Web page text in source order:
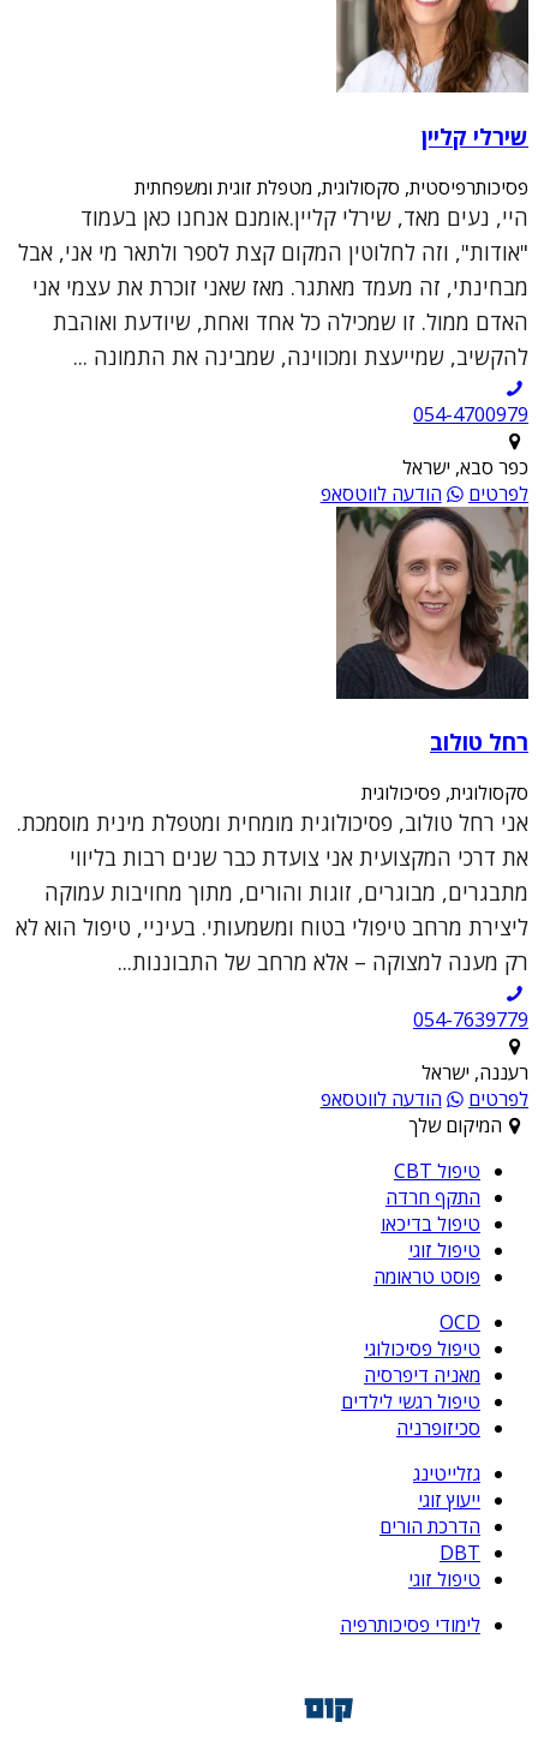
שירלי קליין
פסיכותרפיסטית, סקסולוגית, מטפלת זוגית ומשפחתית
היי, נעים מאד, שירלי קליין.אומנם אנחנו כאן בעמוד
"אודות", וזה לחלוטין המקום קצת לספר ולתאר מי אני, אבל
מבחינתי, זה מעמד מאתגר. מאז שאני זוכרת את עצמי אני
האדם ממול. זו שמכילה כל אחד ואחת, שיודעת ואוהבת
להקשיב, שמייעצת ומכווינה, שמבינה את התמונה ...
054-4700979
כפר סבא, ישראל
לפרטים
הודעה לווטסאפ
רחל טולוב
סקסולוגית, פסיכולוגית
אני רחל טולוב, פסיכולוגית מומחית ומטפלת מינית מוסמכת.
את דרכי המקצועית אני צועדת כבר שנים רבות בליווי
מתבגרים, מבוגרים, זוגות והורים, מתוך מחויבות עמוקה
ליצירת מרחב טיפולי בטוח ומשמעותי. בעיניי, טיפול הוא לא
רק מענה למצוקה – אלא מרחב של התבוננות...
054-7639779
רעננה, ישראל
לפרטים
הודעה לווטסאפ
המיקום שלך
טיפול CBT
התקף חרדה
טיפול בדיכאו
טיפול זוגי
פוסט טראומה
OCD
טיפול פסיכולוגי
מאניה דיפרסיה
טיפול רגשי לילדים
סכיזופרניה
גזלייטינג
ייעוץ זוגי
הדרכת הורים
DBT
טיפול זוגי
לימודי פסיכותרפיה